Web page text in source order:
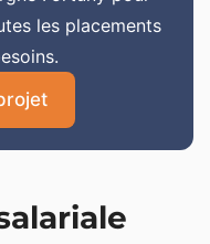
les placements